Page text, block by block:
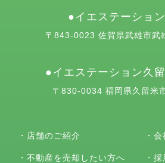
イエステーショ
〒843-0023 佐賀県武雄市武
イエステーション久
〒830-0034 福岡県久留米
・ 店舗のご紹介
・不動産を売却したい方へ
・会
・採